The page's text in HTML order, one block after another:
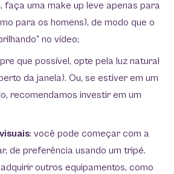
faça uma make up leve apenas para
para os homens), de modo que o
no vídeo;
que possível, opte pela luz natural
da janela). Ou, se estiver em um
recomendamos investir em um
: você pode começar com a
de preferência usando um tripé.
outros equipamentos, como